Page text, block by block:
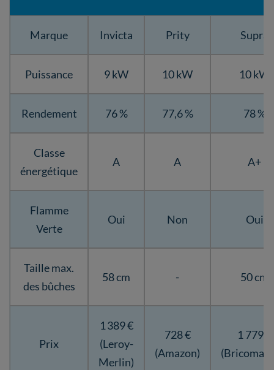
Marque Invicta Prity Supra
Puissance 9 kW 10 kW 10 kW
Rendement 76 % 77,6 % 78 %
Classe
énergétique
A A A+
Flamme
Verte
Oui Non Oui
Taille max.
des bûches
58 cm - 50 cm
Prix
‎1 389 €
(Leroy-
Merlin)
728 €
(Amazon)
1 779 €